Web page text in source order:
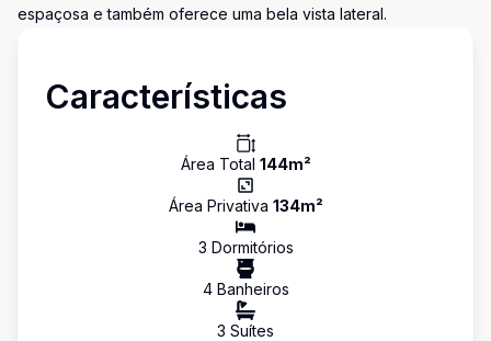
espaçosa e também oferece uma bela vista lateral.
Características
Área Total 144m²
Área Privativa 134m²
3 Dormitórios
4Banheiros
3 Suítes